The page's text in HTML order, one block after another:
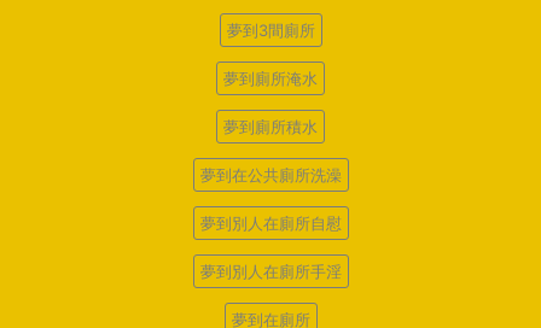
夢到3間廁所
夢到廁所淹水
夢到廁所積水
夢到在公共廁所洗澡
夢到別人在廁所自慰
夢到別人在廁所手淫
夢到在廁所